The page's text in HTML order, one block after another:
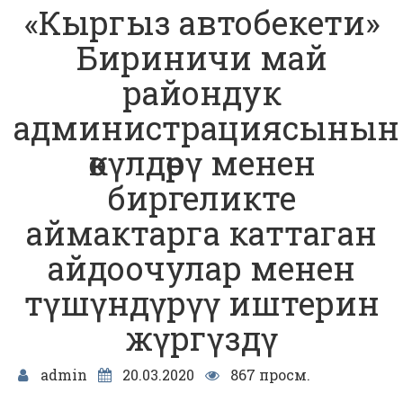
«Кыргыз автобекети»
Бириничи май
райондук
администрациясынын
өкүлдөрү менен
биргеликте
аймактарга каттаган
айдоочулар менен
түшүндүрүү иштерин
жүргүздү
admin 20.03.2020
867 просм.